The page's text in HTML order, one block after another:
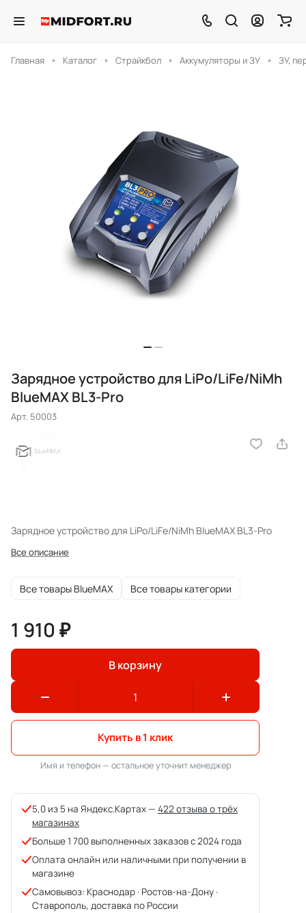
Главная Каталог Страйкбол Аккумуляторы и ЗУ ЗУ,
Зарядное устройство для LiPo/LiFe/NiMh
BlueMAX BL3-Pro
Арт. 50003
Зарядное устройство для LiPo/LiFe/NiMh BlueMAX BL3-Pro
Все описание
Все товары BlueMAX Все товары категории
1 910 ₽
В корзину
Купить в 1 клик
Имя и телефон — остальное уточнит менеджер
5,0 из 5 на Яндекс.Картах — 422 отзыва о трёх
магазинах
Больше 1 700 выполненных заказов с 2024 года
Оплата онлайн или наличными при получении в
магазине
Самовывоз: Краснодар · Ростов-на-Дону ·
Ставрополь, доставка по России